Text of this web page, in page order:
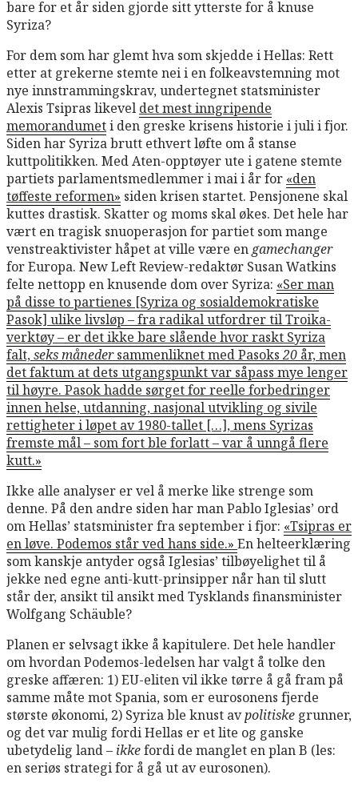
bare for et år siden gjorde sitt ytterste for å knuse
Syriza?
For dem som har glemt hva som skjedde i Hellas: Rett
etter at grekerne stemte nei i en folkeavstemning mot
nye innstrammingskrav, undertegnet statsminister
Alexis Tsipras likevel det mest inngripende
memorandumeti den greske krisens historie i juli i fjor.
Siden har Syriza brutt ethvert løfte om å stanse
kuttpolitikken. Med Aten-opptøyer ute i gatene stemte
partiets parlamentsmedlemmer i mai i år for «den
tøffeste reformen» siden krisen startet. Pensjonene skal
kuttes drastisk. Skatter og moms skal økes. Det hele har
vært en tragisk snuoperasjon for partiet som mange
venstreaktivister håpet at ville være en gamechanger
for Europa. New Left Review-redaktør Susan Watkins
felte nettopp en knusende dom over Syriza: «Ser man
på disse to partienes [Syriza og sosialdemokratiske
Pasok] ulike livsløp – fra radikal utfordrer til Troika-
verktøy – er det ikke bare slående hvor raskt Syriza
falt,seks månedersammenliknet med Pasoks20 år, men
det faktum at dets utgangspunkt var såpass mye lenger
til høyre. Pasok hadde sørget for reelle forbedringer
innen helse, utdanning, nasjonal utvikling og sivile
rettigheter i løpet av 1980-tallet […], mens Syrizas
fremste mål – som fort ble forlatt – var å unngå flere
kutt.»
Ikke alle analyser er vel å merke like strenge som
denne. På den andre siden har man Pablo Iglesias’ ord
om Hellas’ statsminister fra september i fjor: «Tsipras er
en løve. Podemos står ved hans side.» En helteerklæring
som kanskje antyder også Iglesias’ tilbøyelighet til å
jekke ned egne anti-kutt-prinsipper når han til slutt
står der, ansikt til ansikt med Tysklands finansminister
Wolfgang Schäuble?
Planen er selvsagt ikke å kapitulere. Det hele handler
om hvordan Podemos-ledelsen har valgt å tolke den
greske affæren: 1) EU-eliten vil ikke tørre å gå fram på
samme måte mot Spania, som er eurosonens fjerde
største økonomi, 2) Syriza ble knust avpolitiske grunner,
og det var mulig fordi Hellas er et lite og ganske
ubetydelig land – ikkefordi de manglet en plan B (les:
en seriøs strategi for å gå ut av eurosonen).